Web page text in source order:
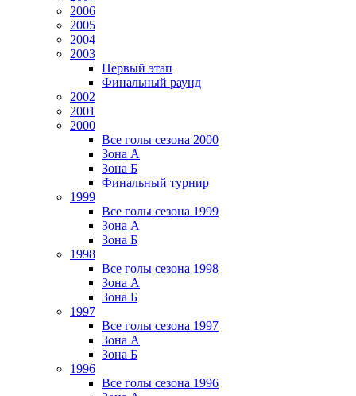
2006
2005
2004
2003
Первый этап
Финальный раунд
2002
2001
2000
Все голы сезона 2000
Зона А
Зона Б
Финальный турнир
1999
Все голы сезона 1999
Зона А
Зона Б
1998
Все голы сезона 1998
Зона А
Зона Б
1997
Все голы сезона 1997
Зона А
Зона Б
1996
Все голы сезона 1996